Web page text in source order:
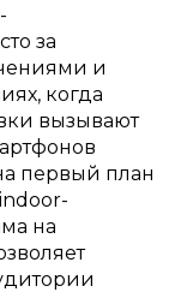
за
и
когда
вызывают
первый план
на